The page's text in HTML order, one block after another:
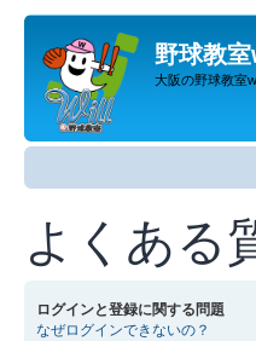
野球教
大阪の野球教室
よくある
ログインと登録に関する問題
なぜログインできないの？